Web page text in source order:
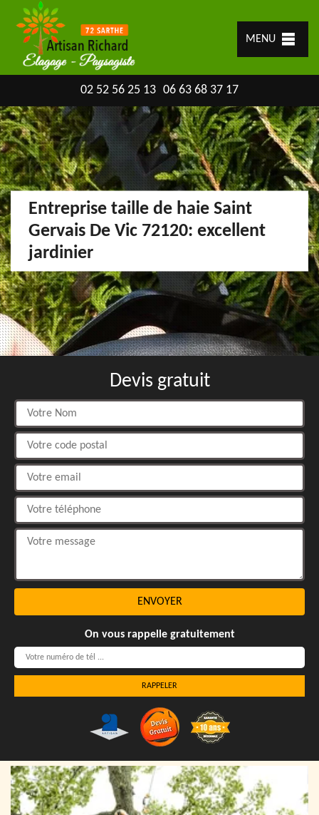
MENU
02 52 56 25 13 06 63 68 37 17
Entreprise taille de haie Saint
Gervais De Vic 72120: excellent
jardinier
Devis gratuit
On vous rappelle gratuitement